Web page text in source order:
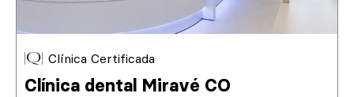
Clínica Certificada
Clínica dental Miravé CO